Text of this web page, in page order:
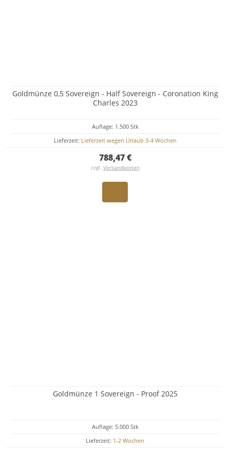
Goldmünze 0,5 Sovereign - Half Sovereign - Coronation King
Charles 2023
Auflage: 1.500 Stk
Lieferzeit: Lieferzeit wegen Urlaub 3-4 Wochen
788,47 €
zzgl. Versandkosten
Goldmünze 1 Sovereign - Proof 2025
Auflage: 5.000 Stk
Lieferzeit: 1-2 Wochen